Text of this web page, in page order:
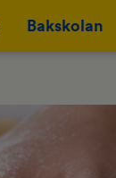
Bakskolan